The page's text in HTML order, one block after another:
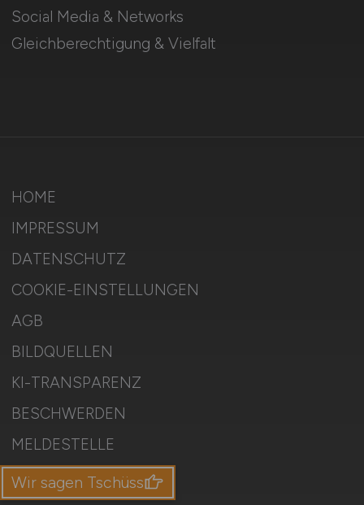
Social Media & Networks
Gleichberechtigung & Vielfalt
HOME
IMPRESSUM
DATENSCHUTZ
COOKIE-EINSTELLUNGEN
AGB
BILDQUELLEN
KI-TRANSPARENZ
BESCHWERDEN
MELDESTELLE
SITEMAP
Wir sagen Tschüss